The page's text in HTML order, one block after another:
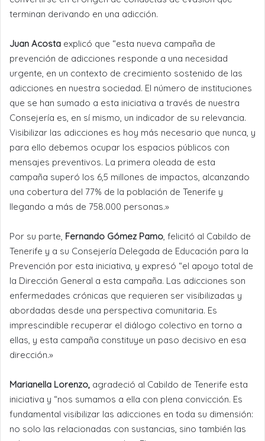
terminan derivando en una adicción.
Juan Acosta explicó que “esta nueva campaña de
prevención de adicciones responde a una necesidad
urgente, en un contexto de crecimiento sostenido de las
adicciones en nuestra sociedad. El número de instituciones
que se han sumado a esta iniciativa a través de nuestra
Consejería es, en sí mismo, un indicador de su relevancia.
Visibilizar las adicciones es hoy más necesario que nunca, y
para ello debemos ocupar los espacios públicos con
mensajes preventivos. La primera oleada de esta
campaña superó los 6,5 millones de impactos, alcanzando
una cobertura del 77% de la población de Tenerife y
llegando a más de 758.000 personas.»
Por su parte, Fernando Gómez Pamo , felicitó al Cabildo de
Tenerife y a su Consejería Delegada de Educación para la
Prevención por esta iniciativa, y expresó “el apoyo total de
la Dirección General a esta campaña. Las adicciones son
enfermedades crónicas que requieren ser visibilizadas y
abordadas desde una perspectiva comunitaria. Es
imprescindible recuperar el diálogo colectivo en torno a
ellas, y esta campaña constituye un paso decisivo en esa
dirección.»
Marianella Lorenzo, agradeció al Cabildo de Tenerife esta
iniciativa y “nos sumamos a ella con plena convicción. Es
fundamental visibilizar las adicciones en toda su dimensión:
no solo las relacionadas con sustancias, sino también las